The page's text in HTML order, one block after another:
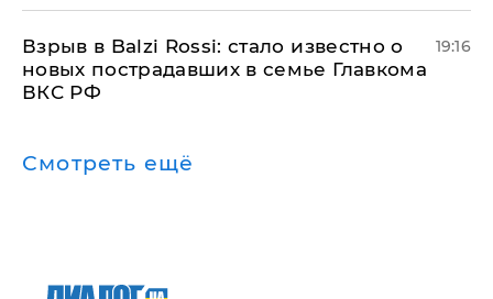
Взрыв в Balzi Rossi: стало известно о
новых пострадавших в семье Главкома
ВКС РФ
19:16
Смотреть ещё